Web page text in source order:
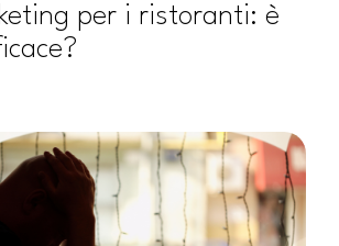
per i ristoranti: è